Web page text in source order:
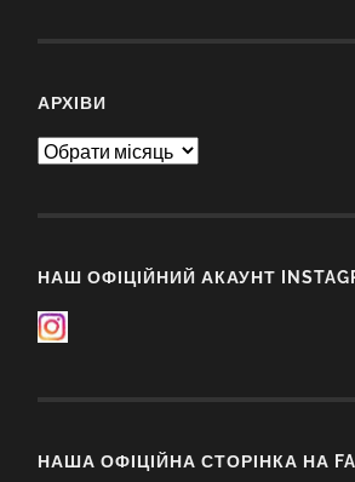
АРХІВИ
Архіви
НАШ ОФІЦІЙНИЙ АКАУНТ
НАША ОФІЦІЙНА СТОРІНКА НА